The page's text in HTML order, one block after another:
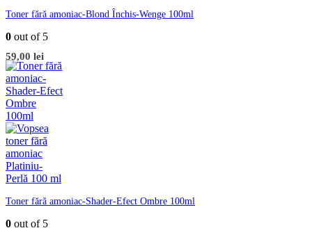
Toner fără amoniac-Blond Închis-Wenge 100ml
0 out of 5
59,00 lei
Toner fără amoniac-Shader-Efect Ombre 100ml
0 out of 5